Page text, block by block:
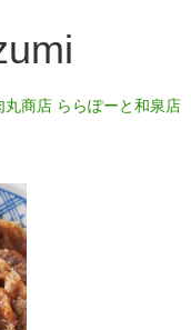
丸商店 ららぽーと和泉店